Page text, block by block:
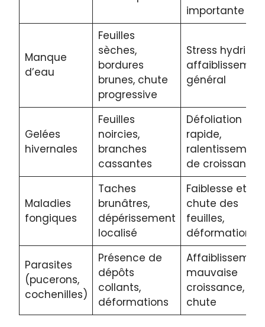
importante
Manque
d’eau
Feuilles
sèches,
bordures
brunes, chute
progressive
Stress
général
Gelées
hivernales
Feuilles
noircies,
branches
cassantes
Défoliation
rapide,
ralentissement
de croissance
Maladies
fongiques
Taches
brunâtres,
dépérissement
localisé
Faiblesse et
chute des
feuilles,
déformation
Parasites
(pucerons,
cochenilles)
Présence de
dépôts
collants,
déformations
mauvaise
croissance,
chute